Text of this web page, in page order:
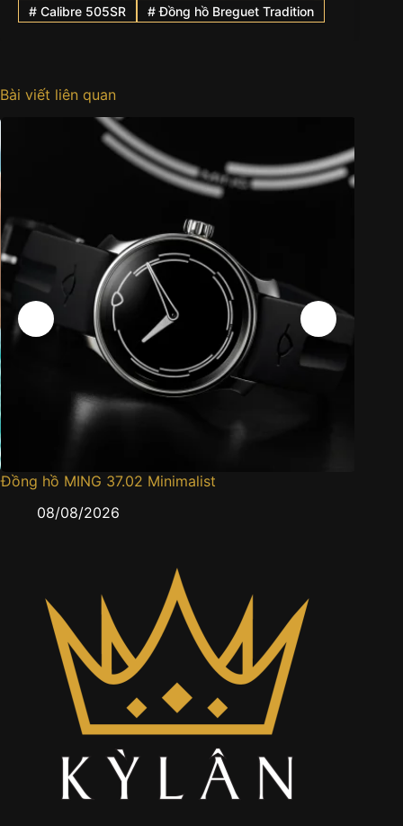
#Calibre 505SR #Đồng hồ Breguet Tradition
Bài viết liên quan
Đồng hồ MING 37.02 Minimalist
08/08/2026